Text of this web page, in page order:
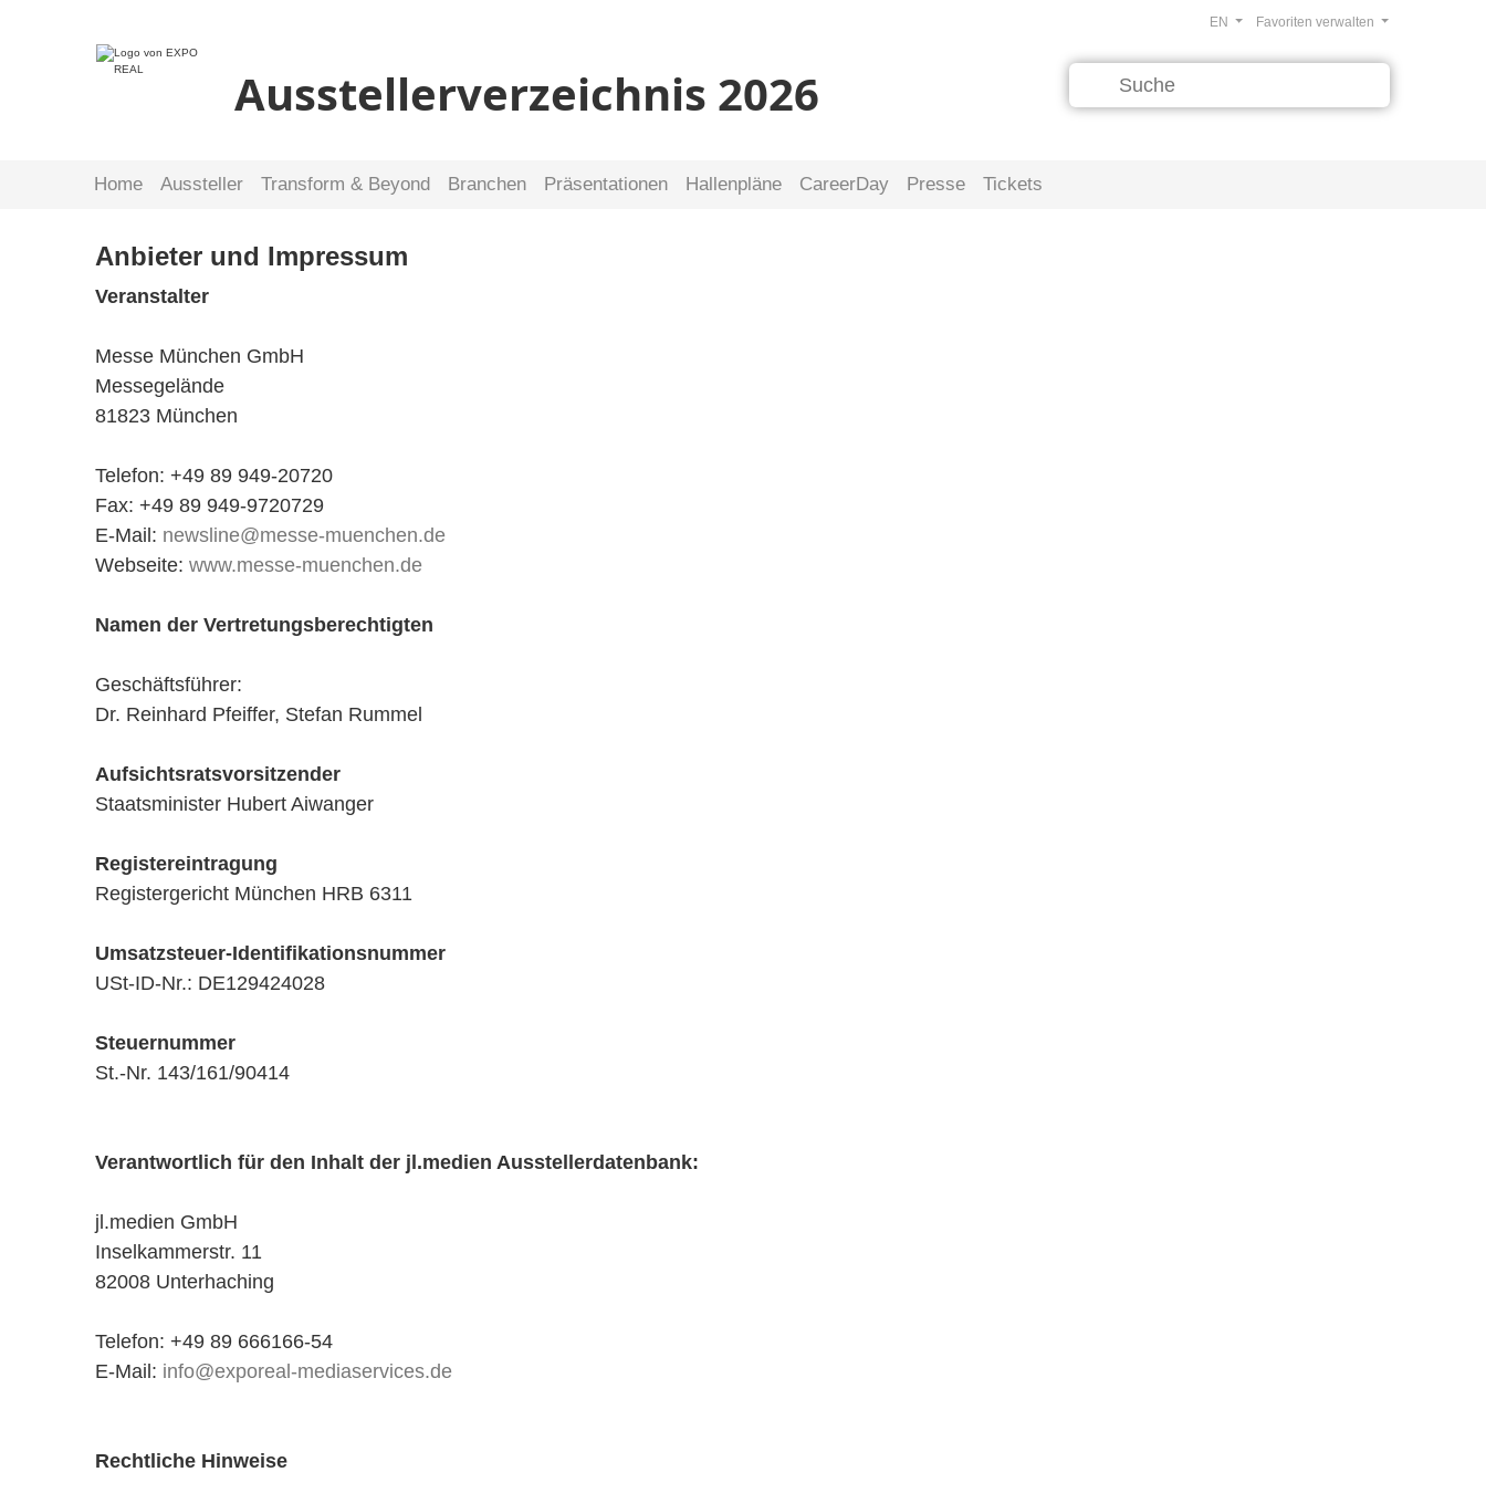
Ausstellerverzeichnis 2026
Favoriten verwalten
EN
Home Aussteller Transform & Beyond Branchen Präsentationen Hallenpläne CareerDay Presse Tickets
Anbieter und Impressum
Veranstalter
Messe München GmbH
Messegelände
81823 München
Telefon: +49 89 949-20720
Fax: +49 89 949-9720729
E-Mail: newsline@messe-muenchen.de
Webseite: www.messe-muenchen.de
Namen der Vertretungsberechtigten
Geschäftsführer:
Dr. Reinhard Pfeiffer, Stefan Rummel
Aufsichtsratsvorsitzender
Staatsminister Hubert Aiwanger
Registereintragung
Registergericht München HRB 6311
Umsatzsteuer-Identifikationsnummer
USt-ID-Nr.: DE129424028
Steuernummer
St.-Nr. 143/161/90414
Verantwortlich für den Inhalt der jl.medien Ausstellerdatenbank:
jl.medien GmbH
Inselkammerstr. 11
82008 Unterhaching
Telefon: +49 89 666166-54
E-Mail: info@exporeal-mediaservices.de
Rechtliche Hinweise